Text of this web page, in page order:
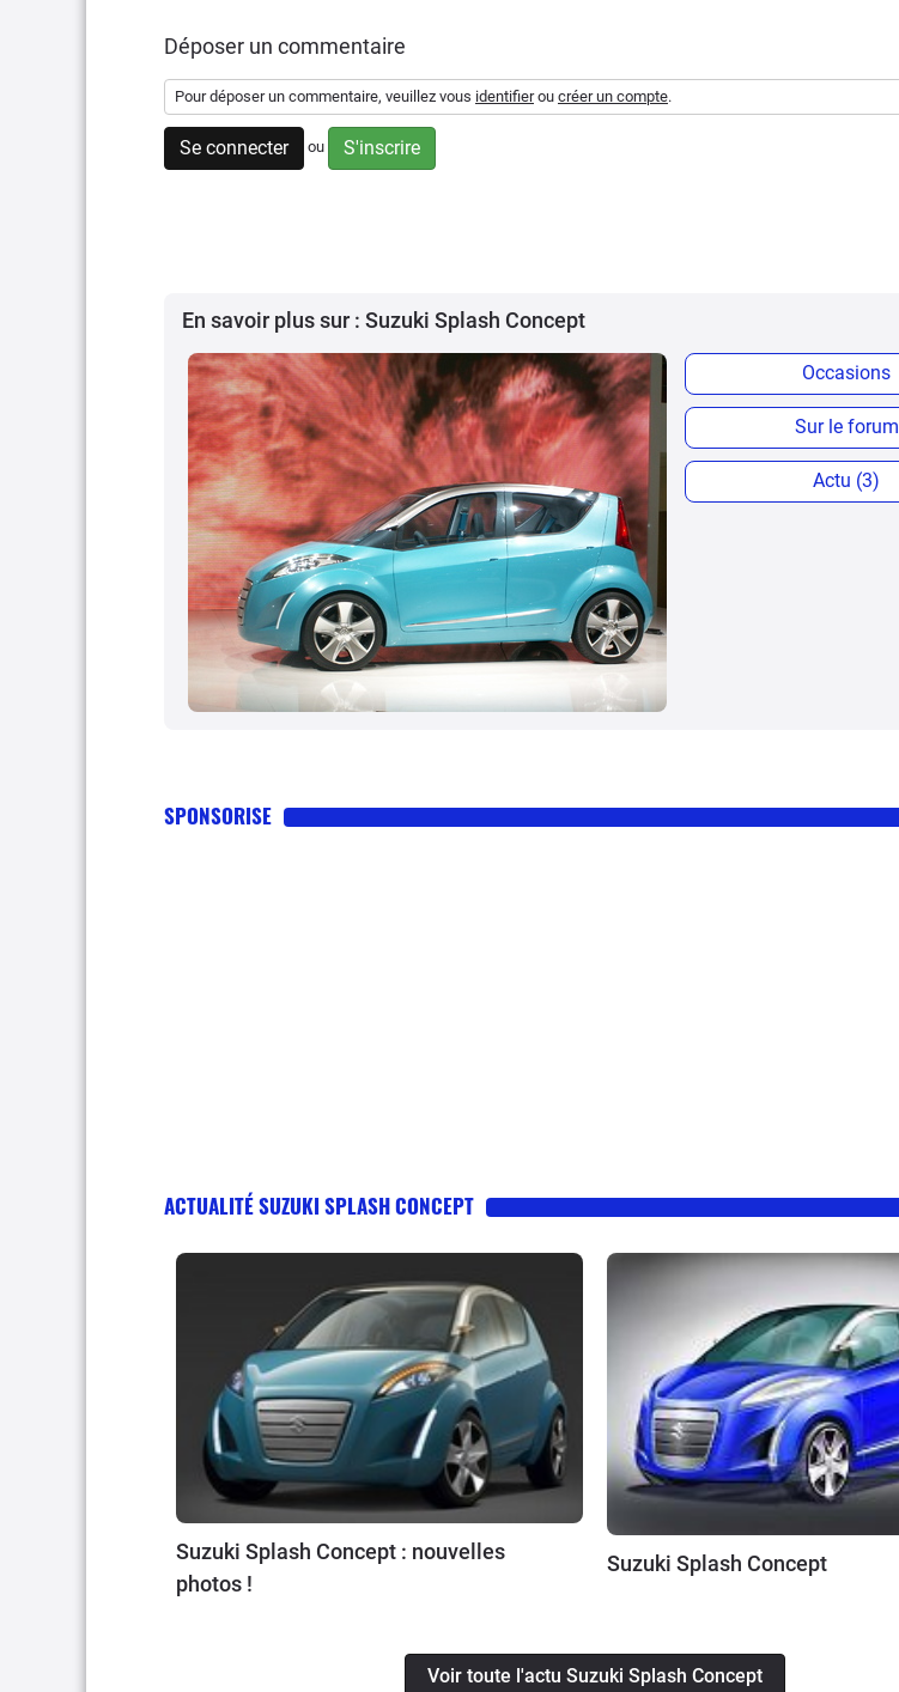
Déposer un commentaire
Pour déposer un commentaire, veuillez vous identifierou créer un compte.
Se connecter ou S'inscrire
En savoir plus sur : Suzuki Splash Concept
Occasions
Sur le forum
Actu (3)
SPONSORISE
ACTUALITÉ SUZUKI SPLASH CONCEPT
Suzuki Splash Concept : nouvelles
photos !
Suzuki Splash Concept
Voir toute l'actu Suzuki Splash Concept